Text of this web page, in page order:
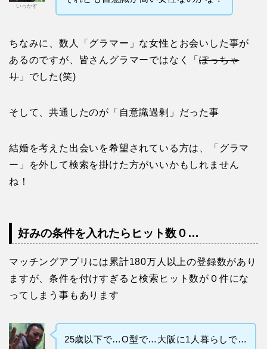
いっかす
ちなみに、数人「グラマー」な女性とお会いした事が
あるのですが、皆さんグラマーではなく「ぽっちゃ
り」でした(笑)
そして、共通したのが「自意識過剰」だった事
結婚を考えた出会いを希望されている方は、「グラマ
ー」を外して検索を掛けた方がいいかもしれません
ね！
好みの条件を入れたらヒット数０…
マッチングアプリには累計180万人以上の登録数があり
ますが、条件を付けすぎると検索ヒット数が０件にな
ってしまう事もあります
25歳以下で…O型で…大阪に1人暮らしで…